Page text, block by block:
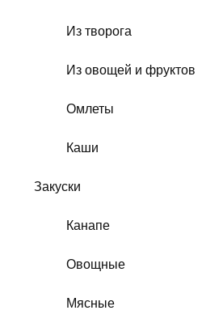
Из творога
Из овощей и фруктов
Омлеты
Каши
Закуски
Канапе
Овощные
Мясные